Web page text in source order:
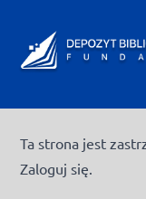
Ta strona jest
Zaloguj się.